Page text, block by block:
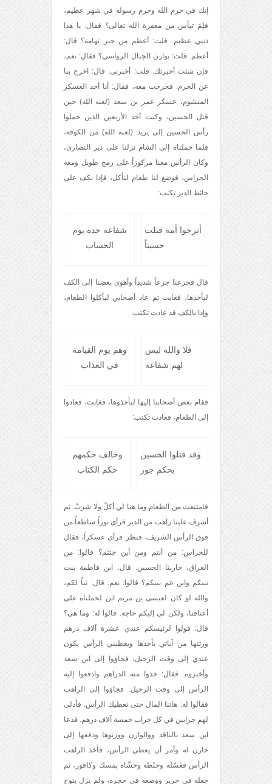
إنك في حرم الله وحرم رسوله في شهر عظيم،
فلِمَ تيأس من مغفرة الله تعالى؟ فقال: يا هذا
ذنبي عظيم. قلت: أعظم من جبر تهامة؟ قال:
أعظم. قلت: يوازن الجبال الرواسي؟ فقال: نعم،
فإن شئت أخبرتك. قلت: أخبرني. قال: اخرج بنا
عن الحرم. فخرجت معه، فقال: أنا أحد العسكر
الميشوم، عسكر عمر بن سعد (لعنه الله) حين
قتل الحسين، وكنت أحد الأربعين الذين حملوا
رأس الحسين إلى يزيد (لعنه الله) من الكوفة،
فلما حملناه إلى الشام نزلنا على دير النصارى،
وكان الرأس معنا مركوزاً على رمح طويل ومعه
الحراس، فوضع لنا طعام لنأكل، فإذا بكف على
حائط الدير تكتب:
أترجوا أمة قتلت
حسيناً
شفاعة جده يوم
الحساب
قال فجزعنا جزعاً شديداً‌ وأهوى بعضنا إلى الكف
ليأخذها، فغابت ثم عاد أصحابي ليأكلوا الطعام،
وإذا بالكف قد عادت تكتب:
فلا والله ليس
لهم شفاعة
وهم يوم القيامة
في العذاب
فقام بعض أصحابنا إليها ليأخذوها، فغابت، فعادوا
إلى الطعام، فعادت تكتب:
وقد قتلوا الحسين
بحكم جور
وخالف حكمهم
حكم الكتاب
فامتنعت من الطعام وما هنا لي أكلٌ ولا شربٌ. ثم
أشرف علينا راهب من الدير فرأى نوراً ساطعاً ‌من
فوق الرأس الشريف، فنظر فرأى عسكراً، فقال
للحراس: من أنتم ومن أين جئتم؟ قالوا: من
العراق، حاربنا الحسين. قال: ابن فاطمة بنت
نبيكم وابن عم نبيكم؟ قالوا: نعم. قال: تباً‌ لكم،
والله لو كان لعيسى بن مريم ابن لحملناه على
أعناقنا، ولكن لي إليكم حاجة. قالوا له: وما هي؟
قال: قولوا لرئيسكم عندي عشرة آلاف درهم
ورثتها من آبائي يأخذها ويعطيني الرأس يكون
عندي إلى وقت الرحيل، فجاؤوا إلى ابن سعد
وأخبروه. فقال: خذوا منه الدراهم وادفعوا إليه
الرأس إلى وقت الرحيل. فجاؤوا إلى الراهب
فقالوا له: هاتنا المال حتى نعطيك الرأس. فأدلى
لهم جرابين في كل جراب خمسة آلاف درهم. فدعا
ابن سعد بالناقد ووالوازن ووزنوها ودفعها إلى
خازن له وأمر أن يعطي الرأس، فأخذ الراهب
الرأس فغسّله وحنّطه وحشّاه بمسك وكافور، ثم
جعله في حرير ووضعه في حجره، ولم يزل ينوح